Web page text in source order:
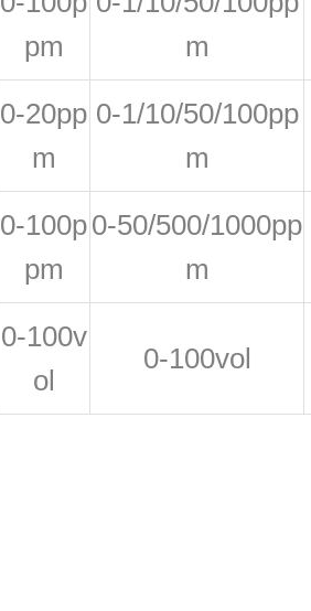
pm
m
0-20pp
m
0-1/10/50/100pp
m
0-100p
pm
0-50/500/1000pp
m
0-100v
ol
0-100vol